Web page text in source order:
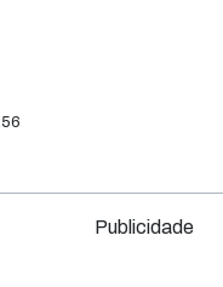
Publicidade